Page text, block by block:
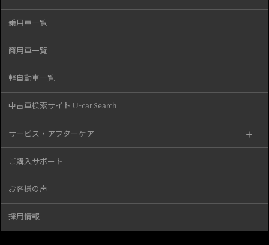
乗用車一覧
商用車一覧
軽自動車一覧
中古車検索サイト U-car Search
サービス・アフターケア
ご購入サポート
お客様の声
採用情報